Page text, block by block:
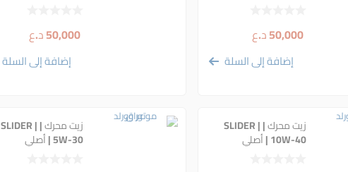
50,000د.ع
إضافة إلى السلة
50,000د.ع
إضافة إلى السلة
زيت محرك | SLIDER |
10W-40 | أصلي
زيت محرك | SLIDER |
5W-30 | أصلي